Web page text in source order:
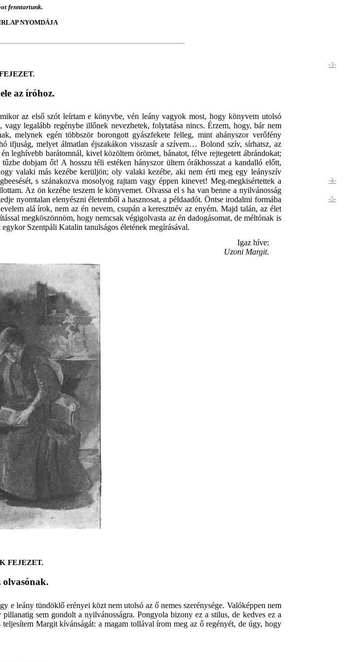
fenntartunk.
NYOMDÁJA
-3-
az íróhoz.
az első szót leírtam e könyvbe, vén leány vagyok most, hogy könyvem utolsó
legalább regénybe illőnek nevezhetek, folytatása nincs. Érzem, hogy, bár nem
melynek egén többször borongott gyászfekete felleg, mint ahányszor verőfény
ifjuság, melyet álmatlan éjszakákon visszasír a szívem… Bolond szív, sírhatsz, az
leghívebb barátomnál, kivel közöltem örömet, bánatot, félve rejtegetett ábrándokat;
dobjam őt! A hosszu téli estéken hányszor ültem órákhosszat a kandalló előtt,
valaki más kezébe kerüljön; oly valaki kezébe, aki nem érti meg egy leányszív
-4-
s szánakozva mosolyog rajtam vagy éppen kinevet! Meg-megkisértettek a
Az ön kezébe teszem le könyvemet. Olvassa el s ha van benne a nyilvánosság
nyomtalan elenyészni életemből a hasznosat, a példaadót. Öntse irodalmi formába
-5-
alá írok, nem az én nevem, csupán a keresztnév az enyém. Majd talán, az élet
megköszönnöm, hogy nemcsak végigolvasta az én dadogásomat, de méltónak is
Szentpáli Katalin tanulságos életének megírásával.
Igaz híve:
Uzoni Margit.
FEJEZET.
olvasónak.
leány tündöklő erényei közt nem utolsó az ő nemes szerénysége. Valóképpen nem
sem gondolt a nyilvánosságra. Pongyola bizony ez a stilus, de kedves ez a
Margit kívánságát: a magam tollával írom meg az ő regényét, de úgy, hogy